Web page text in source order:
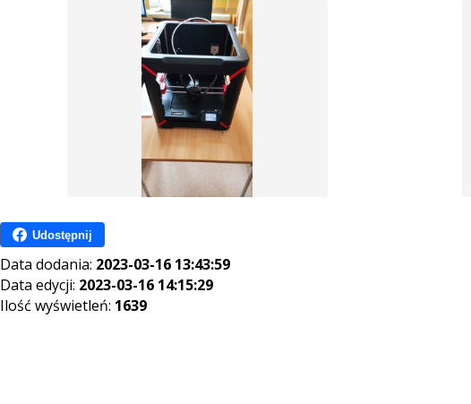
Udostępnij
Data dodania: 2023-03-16 13:43:59
Data edycji: 2023-03-16 14:15:29
Ilość wyświetleń: 1639